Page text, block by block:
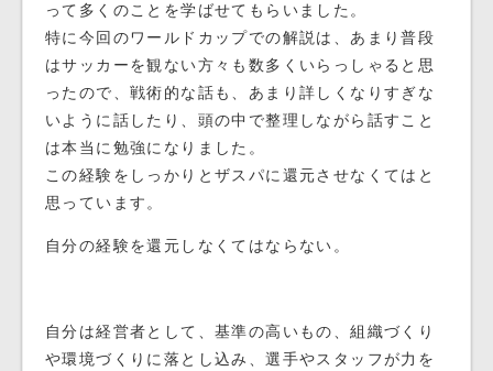
って多くのことを学ばせてもらいました。
特に今回のワールドカップでの解説は、あまり普段
はサッカーを観ない方々も数多くいらっしゃると思
ったので、戦術的な話も、あまり詳しくなりすぎな
いように話したり、頭の中で整理しながら話すこと
は本当に勉強になりました。
この経験をしっかりとザスパに還元させなくてはと
思っています。
自分の経験を還元しなくてはならない。
自分は経営者として、基準の高いもの、組織づくり
や環境づくりに落とし込み、選手やスタッフが力を